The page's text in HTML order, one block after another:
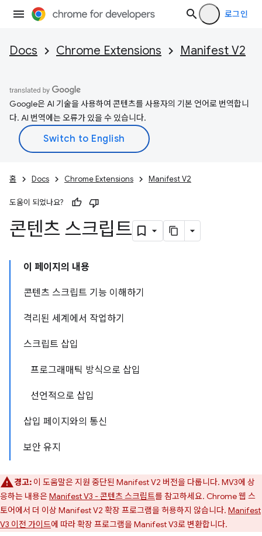
로그인
Docs Chrome Extensions Manifest V2
Google은 AI 기술을 사용하여 콘텐츠를 사용자의 기본 언어로 번역합니
다. AI 번역에는 오류가 있을 수 있습니다.
홈 Docs Chrome Extensions Manifest V2
도움이 되었나요?
콘텐츠 스크립트
이 페이지의 내용
콘텐츠 스크립트 기능 이해하기
격리된 세계에서 작업하기
스크립트 삽입
프로그래매틱 방식으로 삽입
선언적으로 삽입
삽입 페이지와의 통신
보안 유지
경고: 이 도움말은 지원 중단된 Manifest V2 버전을 다룹니다. MV3에 상
응하는 내용은Manifest V3 - 콘텐츠 스크립트를 참고하세요. Chrome 웹 스
토어에서 더 이상 Manifest V2 확장 프로그램을 허용하지 않습니다. Manifest
V3 이전 가이드에 따라 확장 프로그램을 Manifest V3로 변환합니다.